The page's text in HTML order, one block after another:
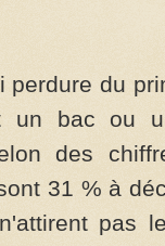
perdure du
un bac ou
des
31 % à
pas